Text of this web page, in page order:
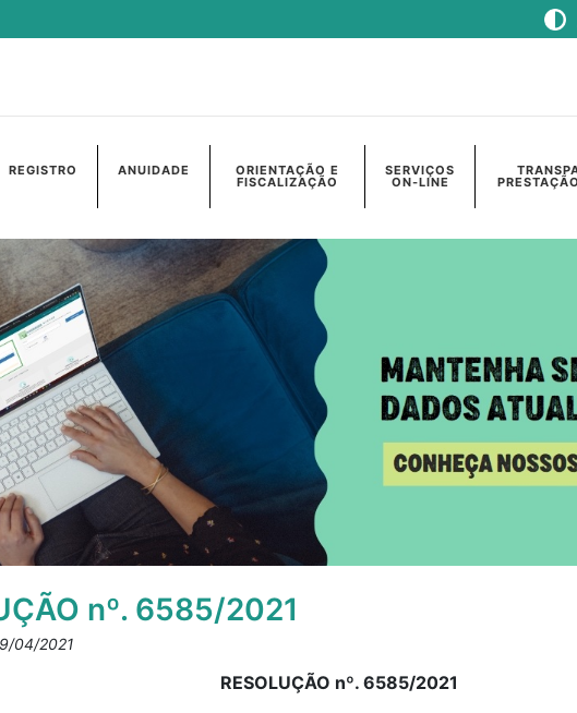
REGISTRO ANUIDADE ORIENTAÇÃO E
FISCALIZAÇÃO
SERVIÇOS
ON-LINE
nº. 6585/2021
04/2021
RESOLUÇÃO nº. 6585/2021